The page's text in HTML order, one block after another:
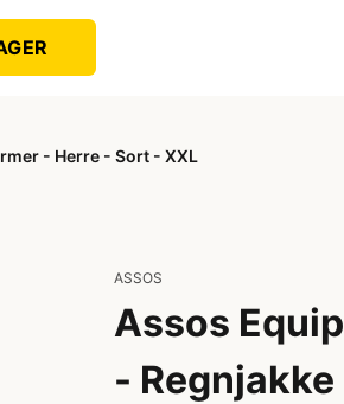
- Herre - Sort - XXL
ASSOS
Assos
-